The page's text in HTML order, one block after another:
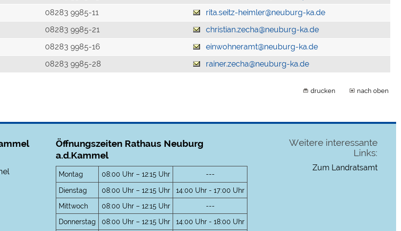
08283 9985-11
rita.seitz-heimler@neuburg-ka.de
08283 9985-21
christian.zecha@neuburg-ka.de
08283 9985-16
einwohneramt@neuburg-ka.de
08283 9985-28 rainer.zecha@neuburg-ka.de
drucken nach oben
Öffnungszeiten Rathaus Neuburg
a.d.Kammel
Montag 08:00 Uhr – 12:15 Uhr
---
Dienstag
08:00 Uhr – 12:15 Uhr
14:00 Uhr - 17:00 Uhr
Mittwoch
08:00 Uhr – 12:15 Uhr
---
Donnerstag
08:00 Uhr – 12:15 Uhr 14:00 Uhr - 18:00 Uhr
Weitere interessante
Links:
Zum Landratsamt